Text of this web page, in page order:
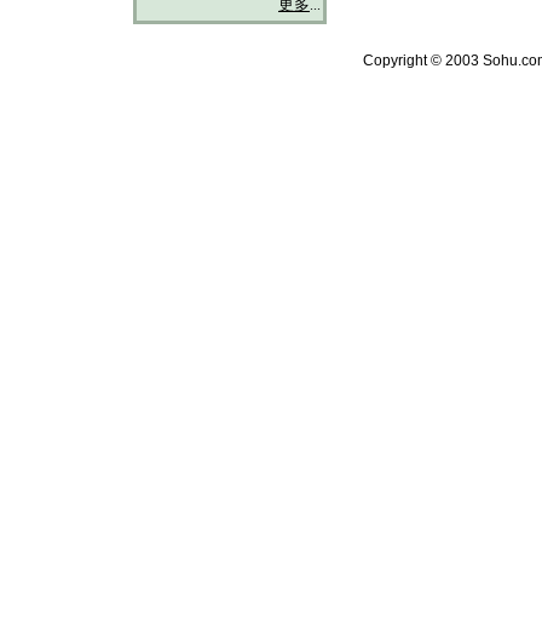
更多...
Copyright © 2003